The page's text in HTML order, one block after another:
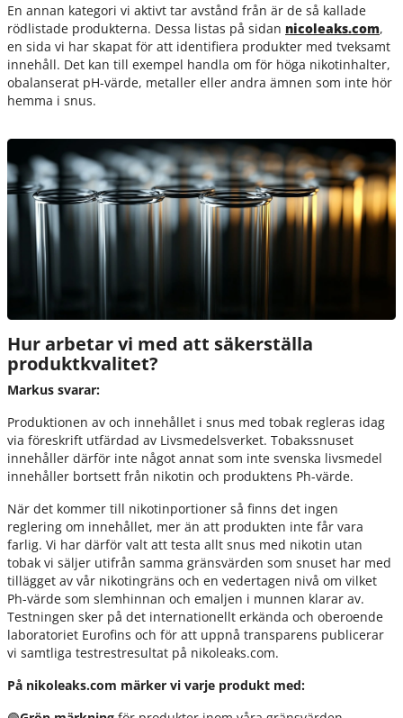
En annan kategori vi aktivt tar avstånd från är de så kallade
rödlistade produkterna. Dessa listas på sidan nicoleaks.com,
en sida vi har skapat för att identifiera produkter med tveksamt
innehåll. Det kan till exempel handla om för höga nikotinhalter,
obalanserat pH-värde, metaller eller andra ämnen som inte hör
hemma i snus.
Hur arbetar vi med att säkerställa
produktkvalitet?
Markus svarar:
Produktionen av och innehållet i snus med tobak regleras idag
via föreskrift utfärdad av Livsmedelsverket. Tobakssnuset
innehåller därför inte något annat som inte svenska livsmedel
innehåller bortsett från nikotin och produktens Ph-värde.
När det kommer till nikotinportioner så finns det ingen
reglering om innehållet, mer än att produkten inte får vara
farlig. Vi har därför valt att testa allt snus med nikotin utan
tobak vi säljer utifrån samma gränsvärden som snuset har med
tillägget av vår nikotingräns och en vedertagen nivå om vilket
Ph-värde som slemhinnan och emaljen i munnen klarar av.
Testningen sker på det internationellt erkända och oberoende
laboratoriet Eurofins och för att uppnå transparens publicerar
vi samtliga testrestresultat på nikoleaks.com.
På nikoleaks.com märker vi varje produkt med: